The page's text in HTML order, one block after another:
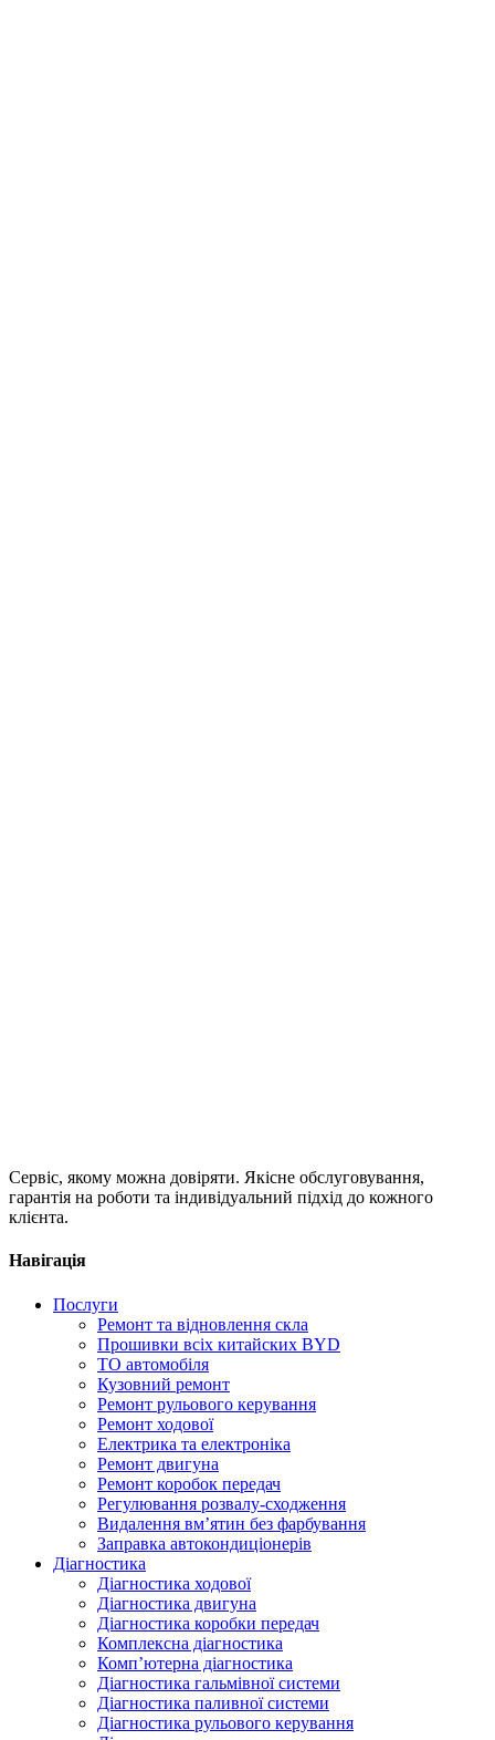
Сервіс, якому можна довіряти. Якісне обслуговування,
гарантія на роботи та індивідуальний підхід до кожного
клієнта.
Навігація
Послуги
Ремонт та відновлення скла
Прошивки всіх китайских BYD
ТО автомобіля
Кузовний ремонт
Ремонт рульового керування
Ремонт ходової
Електрика та електроніка
Ремонт двигуна
Ремонт коробок передач
Регулювання розвалу-сходження
Видалення вм’ятин без фарбування
Заправка автокондиціонерів
Діагностика
Діагностика ходової
Діагностика двигуна
Діагностика коробки передач
Комплексна діагностика
Комп’ютерна діагностика
Діагностика гальмівної системи
Діагностика паливної системи
Діагностика рульового керування